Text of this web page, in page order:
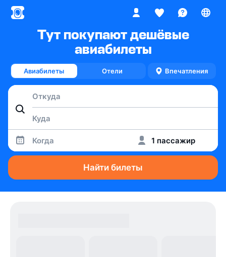
Тут покупают дешёвые
авиабилеты
Авиабилеты Отели Впечатления
Когда 1 пассажир
Найти билеты